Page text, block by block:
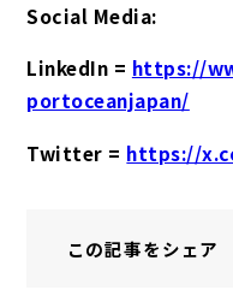
Social Media:
LinkedIn = https://
portoceanjapan/
Twitter = https://
この記事をシェア